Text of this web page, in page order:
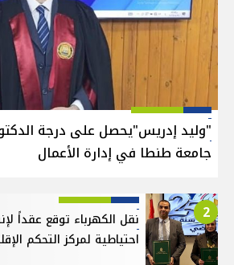
"وليد إدريس"يحصل على درجة
جامعة طنطا في إدارة الأعمال
2
نقل الكهرباء توقع عقداً
احتياطية لمركز التحكم